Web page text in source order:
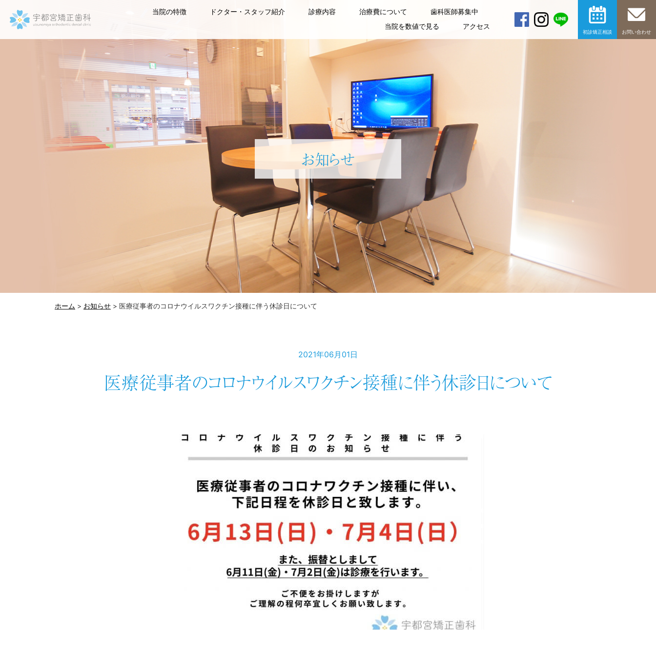
初診矯正相談 お問い合わせ
当院の特徴 ドクター・スタッフ紹介 診療内容 治療費について
歯科医師募集中
当院を数値で見る
アクセス
お知らせ
ホーム > お知らせ > 医療従事者のコロナウイルスワクチン接種に伴う休診日について
2021年06月01日
医療従事者のコロナウイルスワクチン接種に伴う休診日について